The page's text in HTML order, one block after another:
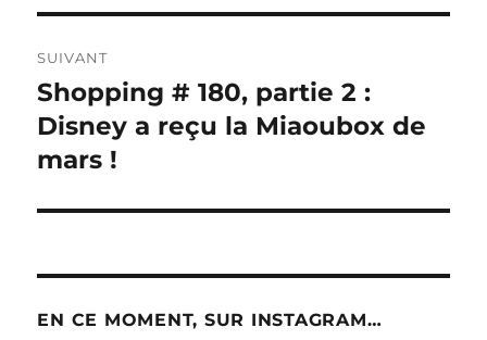
SUIVANT
Publication
suivante :
Shopping # 180, partie 2 :
Disney a reçu la Miaoubox de
mars !
EN CE MOMENT, SUR INSTAGRAM…